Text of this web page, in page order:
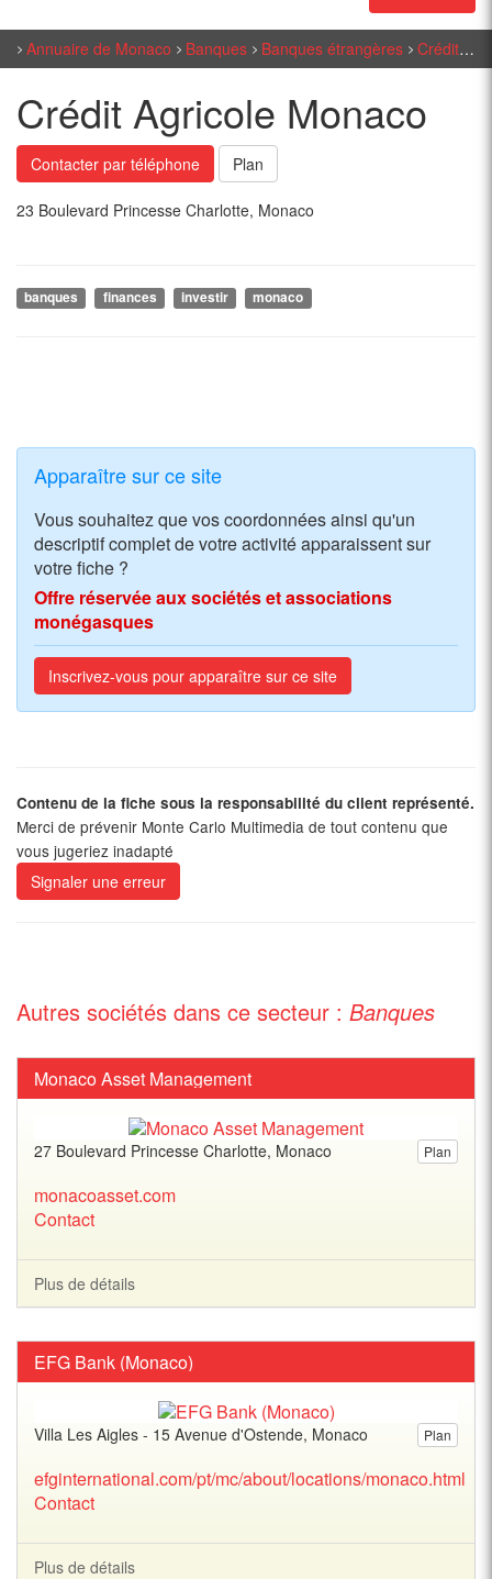
Annuaire de Monaco Banques Banques étrangères Crédit Agricole Monaco
Crédit Agricole Monaco
Contacter par téléphone Plan
23 Boulevard Princesse Charlotte, Monaco
banques finances investir monaco
Apparaître sur ce site
Vous souhaitez que vos coordonnées ainsi qu'un
descriptif complet de votre activité apparaissent sur
votre fiche ?
Offre réservée aux sociétés et associations
monégasques
Inscrivez-vous pour apparaître sur ce site
Contenu de la fiche sous la responsabilité du client représenté.
Merci de prévenir Monte Carlo Multimedia de tout contenu que
vous jugeriez inadapté
Signaler une erreur
Autres sociétés dans ce secteur : Banques
Monaco Asset Management
Plan
27 Boulevard Princesse Charlotte, Monaco
monacoasset.com
Contact
Plus de détails
EFG Bank (Monaco)
Plan
Villa Les Aigles - 15 Avenue d'Ostende, Monaco
efginternational.com/pt/mc/about/locations/monaco.html
Contact
Plus de détails